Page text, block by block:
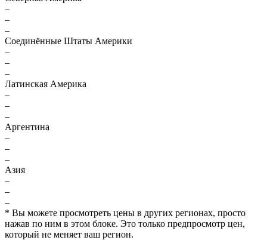
–
–
–
Соединённые Штаты Америки
–
–
–
Латинская Америка
–
–
–
Аргентина
–
–
–
Азия
–
–
–
* Вы можете просмотреть цены в других регионах, просто
нажав по ним в этом блоке. Это только предпросмотр цен,
который не меняет ваш регион.